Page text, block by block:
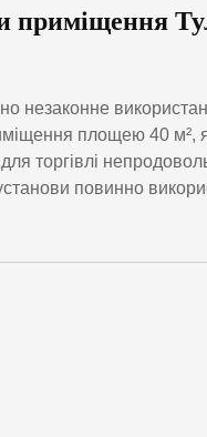
приміщення
незаконне
площею 40 м²,
торгівлі
повинно